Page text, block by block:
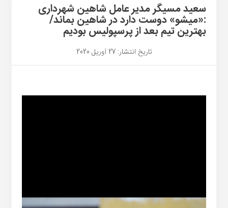
سعید مسیگر مدیر عامل شاهین شهرداری
:«میشو» دوست دارد در شاهین بماند/
بهترین تیم بعد از پرسپولیس بودیم
تاریخ انتشار: 27 آوریل 2020